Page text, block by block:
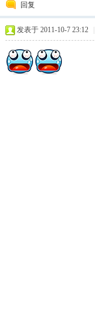
回复
发表于 2011-10-7 23:12